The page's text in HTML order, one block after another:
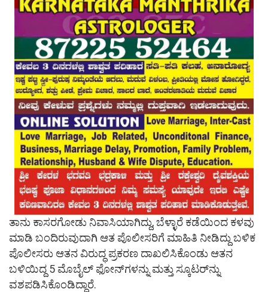
ತಾನು ಕಾಸರಗೋಡು ನಿವಾಸಿಯಾಗಿದ್ದು, ಬೆಳ್ಳಾರೆ ಕಡೆಯಿಂದ ಕಳವು
ಮಾಡಿ ಬಂದಿರುವುದಾಗಿ ಆತ ಪೊಲೀಸರಿಗೆ ಮಾಹಿತಿ ನೀಡಿದ್ದು ಬಳಿಕ
ಪೊಲೀಸರು ಆತನ ವಿರುದ್ಧ ಪ್ರಕರಣ ದಾಖಲಿಸಿಕೊಂಡು ಆತನ
ಬಳಿಯಿದ್ದ 5 ಮೊಬೈಲ್ ಫೋನ್‌ಗಳನ್ನು ಮತ್ತು ಸ್ಕೂಟರ್‌ನ್ನು
ವಶಪಡಿಸಿಕೊಂಡಿದ್ದಾರೆ.